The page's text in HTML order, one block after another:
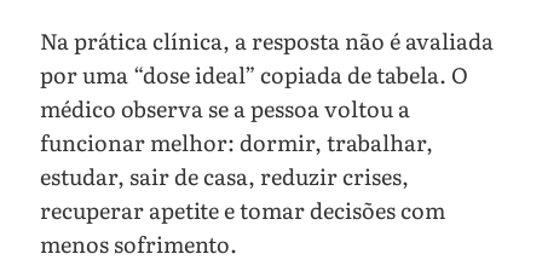
Na prática clínica, a resposta não é avaliada
por uma “dose ideal” copiada de tabela. O
médico observa se a pessoa voltou a
funcionar melhor: dormir, trabalhar,
estudar, sair de casa, reduzir crises,
recuperar apetite e tomar decisões com
menos sofrimento.